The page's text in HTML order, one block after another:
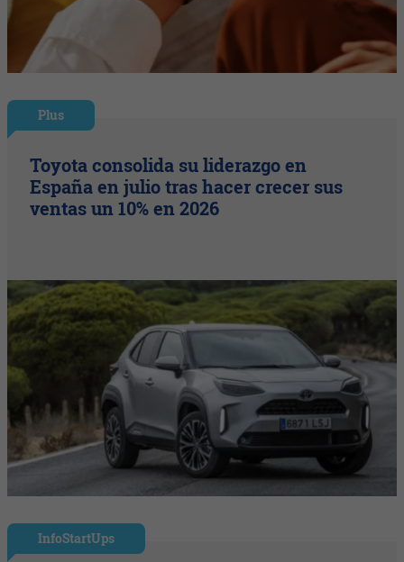
Plus
Toyota consolida su liderazgo en
España en julio tras hacer crecer sus
ventas un 10% en 2026
InfoStartUps